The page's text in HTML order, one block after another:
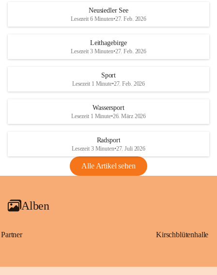
S
und den daraus folgenden wirtschaftlichen
Maßnahmen zur Bekämpfung
Rebe und der Amerikanischen
Anhang VBl. EU Nr. 18
1 Seite•1,4 MB
VBl. EU Nr. 18_2026
r
S
Neusiedler See
Lesezeit 6 Minuten•27. Feb. 2026
Leithagebirge
Lesezeit 3 Minuten•27. Feb. 2026
Sport
Lesezeit 1 Minute•27. Feb. 2026
Wassersport
Lesezeit 1 Minute•26. März 2026
Radsport
Lesezeit 3 Minuten•27. Juli 2026
Alle Artikel sehen
Alben
Partner Kirschblütenhalle